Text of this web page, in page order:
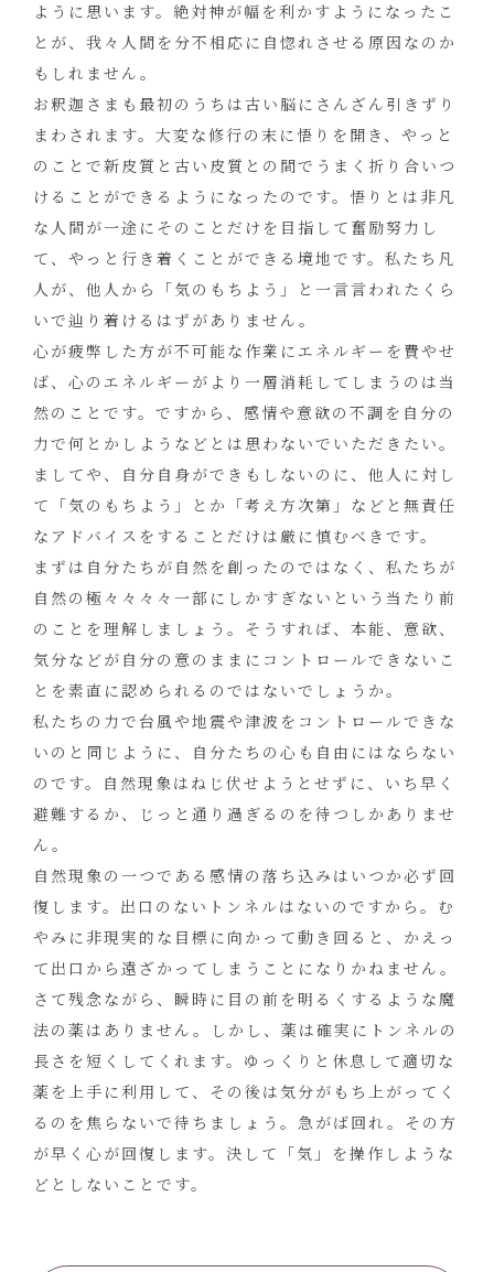
ように思います。絶対神が幅を利かすようになったこ
とが、我々人間を分不相応に自惚れさせる原因なのか
もしれません。
お釈迦さまも最初のうちは古い脳にさんざん引きずり
まわされます。大変な修行の末に悟りを開き、やっと
のことで新皮質と古い皮質との間でうまく折り合いつ
けることができるようになったのです。悟りとは非凡
な人間が一途にそのことだけを目指して奮励努力し
て、やっと行き着くことができる境地です。私たち凡
人が、他人から「気のもちよう」と一言言われたくら
いで辿り着けるはずがありません。
心が疲弊した方が不可能な作業にエネルギーを費やせ
ば、心のエネルギーがより一層消耗してしまうのは当
然のことです。ですから、感情や意欲の不調を自分の
力で何とかしようなどとは思わないでいただきたい。
ましてや、自分自身ができもしないのに、他人に対し
て「気のもちよう」とか「考え方次第」などと無責任
なアドバイスをすることだけは厳に慎むべきです。
まずは自分たちが自然を創ったのではなく、私たちが
自然の極々々々々一部にしかすぎないという当たり前
のことを理解しましょう。そうすれば、本能、意欲、
気分などが自分の意のままにコントロールできないこ
とを素直に認められるのではないでしょうか。
私たちの力で台風や地震や津波をコントロールできな
いのと同じように、自分たちの心も自由にはならない
のです。自然現象はねじ伏せようとせずに、いち早く
避難するか、じっと通り過ぎるのを待つしかありませ
ん。
自然現象の一つである感情の落ち込みはいつか必ず回
復します。出口のないトンネルはないのですから。む
やみに非現実的な目標に向かって動き回ると、かえっ
て出口から遠ざかってしまうことになりかねません。
さて残念ながら、瞬時に目の前を明るくするような魔
法の薬はありません。しかし、薬は確実にトンネルの
長さを短くしてくれます。ゆっくりと休息して適切な
薬を上手に利用して、その後は気分がもち上がってく
るのを焦らないで待ちましょう。急がば回れ。その方
が早く心が回復します。決して「気」を操作しような
どとしないことです。